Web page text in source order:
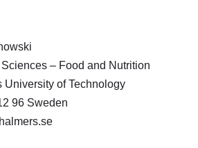
– Food and Nutrition
University of Technology
96 Sweden